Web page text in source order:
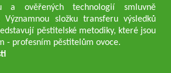
a ověřených technologií smluvně
Významnou složku transferu výsledků
pěstitelské metodiky, které jsou
- profesním pěstitelům ovoce.